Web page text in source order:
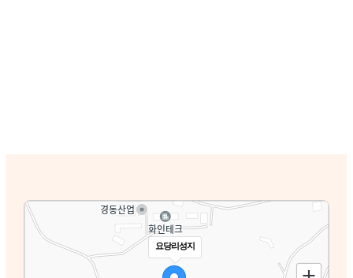
요당리성지